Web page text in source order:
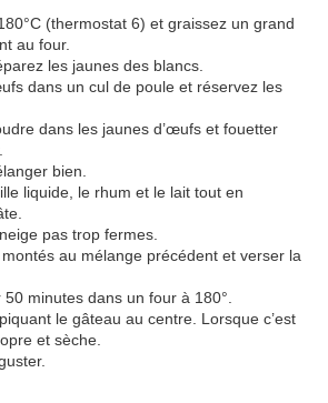
(thermostat 6) et graissez un grand
au four.
les jaunes des blancs.
dans un cul de poule et réservez les
dans les jaunes d’œufs et fouetter
bien.
liquide, le rhum et le lait tout en
pas trop fermes.
au mélange précédent et verser la
minutes dans un four à 180°.
le gâteau au centre. Lorsque c’est
et sèche.